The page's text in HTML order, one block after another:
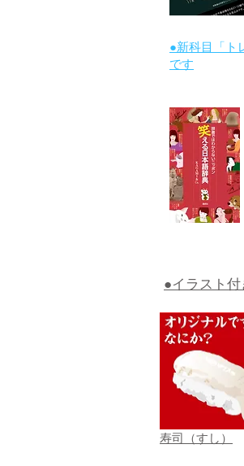
●新科目「ト
です
●イラスト付
寿司（すし）